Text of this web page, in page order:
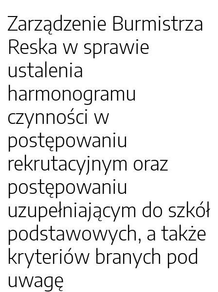
Zarządzenie Burmistrza
Reska w sprawie
ustalenia
harmonogramu
czynności w
postępowaniu
rekrutacyjnym oraz
postępowaniu
uzupełniającym do szkół
podstawowych, a także
kryteriów branych pod
uwagę